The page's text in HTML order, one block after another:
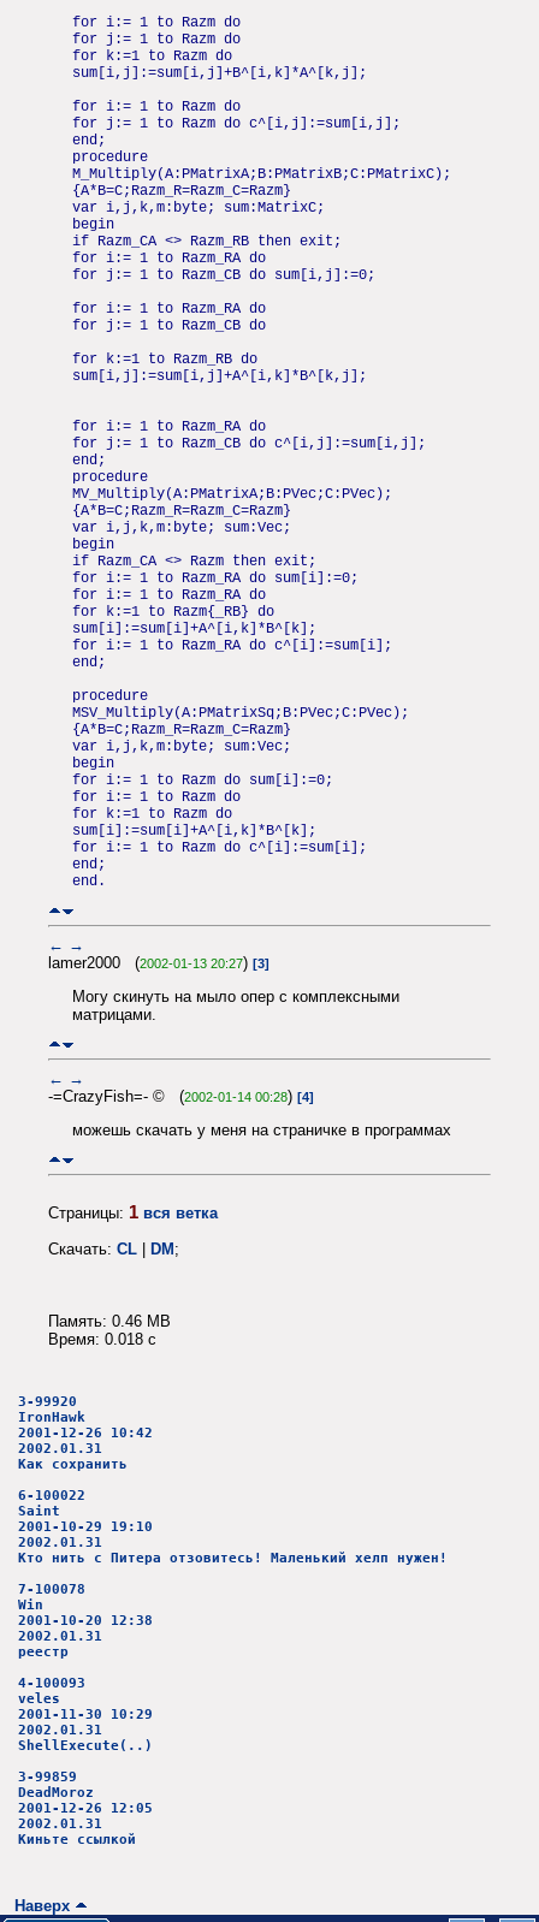
for i:= 1 to Razm do
for j:= 1 to Razm do
for k:=1 to Razm do
sum[i,j]:=sum[i,j]+B^[i,k]*A^[k,j];
for i:= 1 to Razm do
for j:= 1 to Razm do c^[i,j]:=sum[i,j];
end;
procedure
M_Multiply(A:PMatrixA;B:PMatrixB;C:PMatrixC);
{A*B=C;Razm_R=Razm_C=Razm}
var i,j,k,m:byte; sum:MatrixC;
begin
if Razm_CA <> Razm_RB then exit;
for i:= 1 to Razm_RA do
for j:= 1 to Razm_CB do sum[i,j]:=0;
for i:= 1 to Razm_RA do
for j:= 1 to Razm_CB do
for k:=1 to Razm_RB do
sum[i,j]:=sum[i,j]+A^[i,k]*B^[k,j];
for i:= 1 to Razm_RA do
for j:= 1 to Razm_CB do c^[i,j]:=sum[i,j];
end;
procedure
MV_Multiply(A:PMatrixA;B:PVec;C:PVec);
{A*B=C;Razm_R=Razm_C=Razm}
var i,j,k,m:byte; sum:Vec;
begin
if Razm_CA <> Razm then exit;
for i:= 1 to Razm_RA do sum[i]:=0;
for i:= 1 to Razm_RA do
for k:=1 to Razm{_RB} do
sum[i]:=sum[i]+A^[i,k]*B^[k];
for i:= 1 to Razm_RA do c^[i]:=sum[i];
end;
procedure
MSV_Multiply(A:PMatrixSq;B:PVec;C:PVec);
{A*B=C;Razm_R=Razm_C=Razm}
var i,j,k,m:byte; sum:Vec;
begin
for i:= 1 to Razm do sum[i]:=0;
for i:= 1 to Razm do
for k:=1 to Razm do
sum[i]:=sum[i]+A^[i,k]*B^[k];
for i:= 1 to Razm do c^[i]:=sum[i];
end;
end.
← →
lamer2000 (2002-01-13 20:27) [3]
Могу скинуть на мыло опер с комплексными
матрицами.
← →
-=CrazyFish=- © (2002-01-14 00:28) [4]
можешь скачать у меня на страничке в программах
Страницы: 1 вся ветка
Скачать: CL | DM;
Память: 0.46 MB
Время: 0.018 c
3-99920
IronHawk
2001-12-26 10:42
2002.01.31
Как сохранить
6-100022
Saint
2001-10-29 19:10
2002.01.31
Кто нить с Питера отзовитесь! Маленький хелп нужен!
7-100078
Win
2001-10-20 12:38
2002.01.31
реестр
4-100093
veles
2001-11-30 10:29
2002.01.31
ShellExecute(..)
3-99859
DeadMoroz
2001-12-26 12:05
2002.01.31
Киньте ссылкой
Наверх